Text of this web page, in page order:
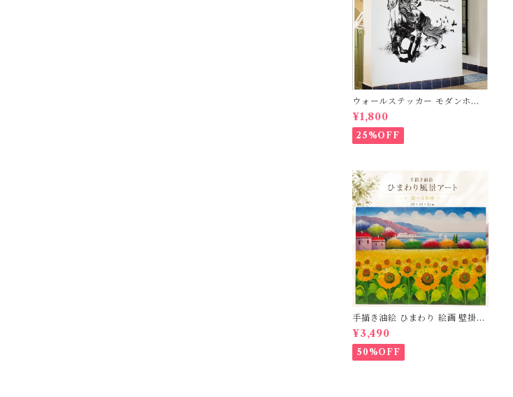
ウォールステッカー モダンホー
ス 台紙60×90cm 壁紙 シール 賃
貸OK はがせる 剥がせる DIY 模
様替え インテリア 送料無料
¥1,800
25%OFF
手描き油絵 ひまわり 絵画 壁掛け
インテリア 玄関 肉筆 風景画 アー
トパネル モダン 【木枠張り 40×
30cm 送料無料】北欧 おしゃれ
アートフレーム 壁飾り 新築祝い
¥3,490
50%OFF